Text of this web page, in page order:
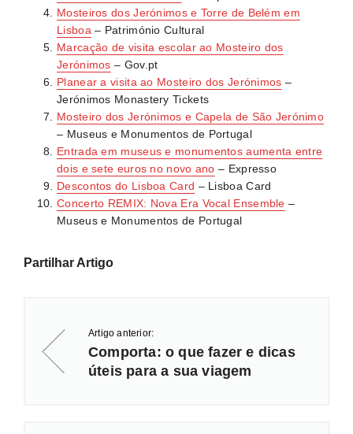
Mosteiros dos Jerónimos e Torre de Belém em
Lisboa – Património Cultural
Marcação de visita escolar ao Mosteiro dos
Jerónimos – Gov.pt
Planear a visita ao Mosteiro dos Jerónimos –
Jerónimos Monastery Tickets
Mosteiro dos Jerónimos e Capela de São Jerónimo
– Museus e Monumentos de Portugal
Entrada em museus e monumentos aumenta entre
dois e sete euros no novo ano – Expresso
Descontos do Lisboa Card – Lisboa Card
Concerto REMIX: Nova Era Vocal Ensemble –
Museus e Monumentos de Portugal
Partilhar Artigo
Artigo anterior:
Comporta: o que fazer e dicas
úteis para a sua viagem